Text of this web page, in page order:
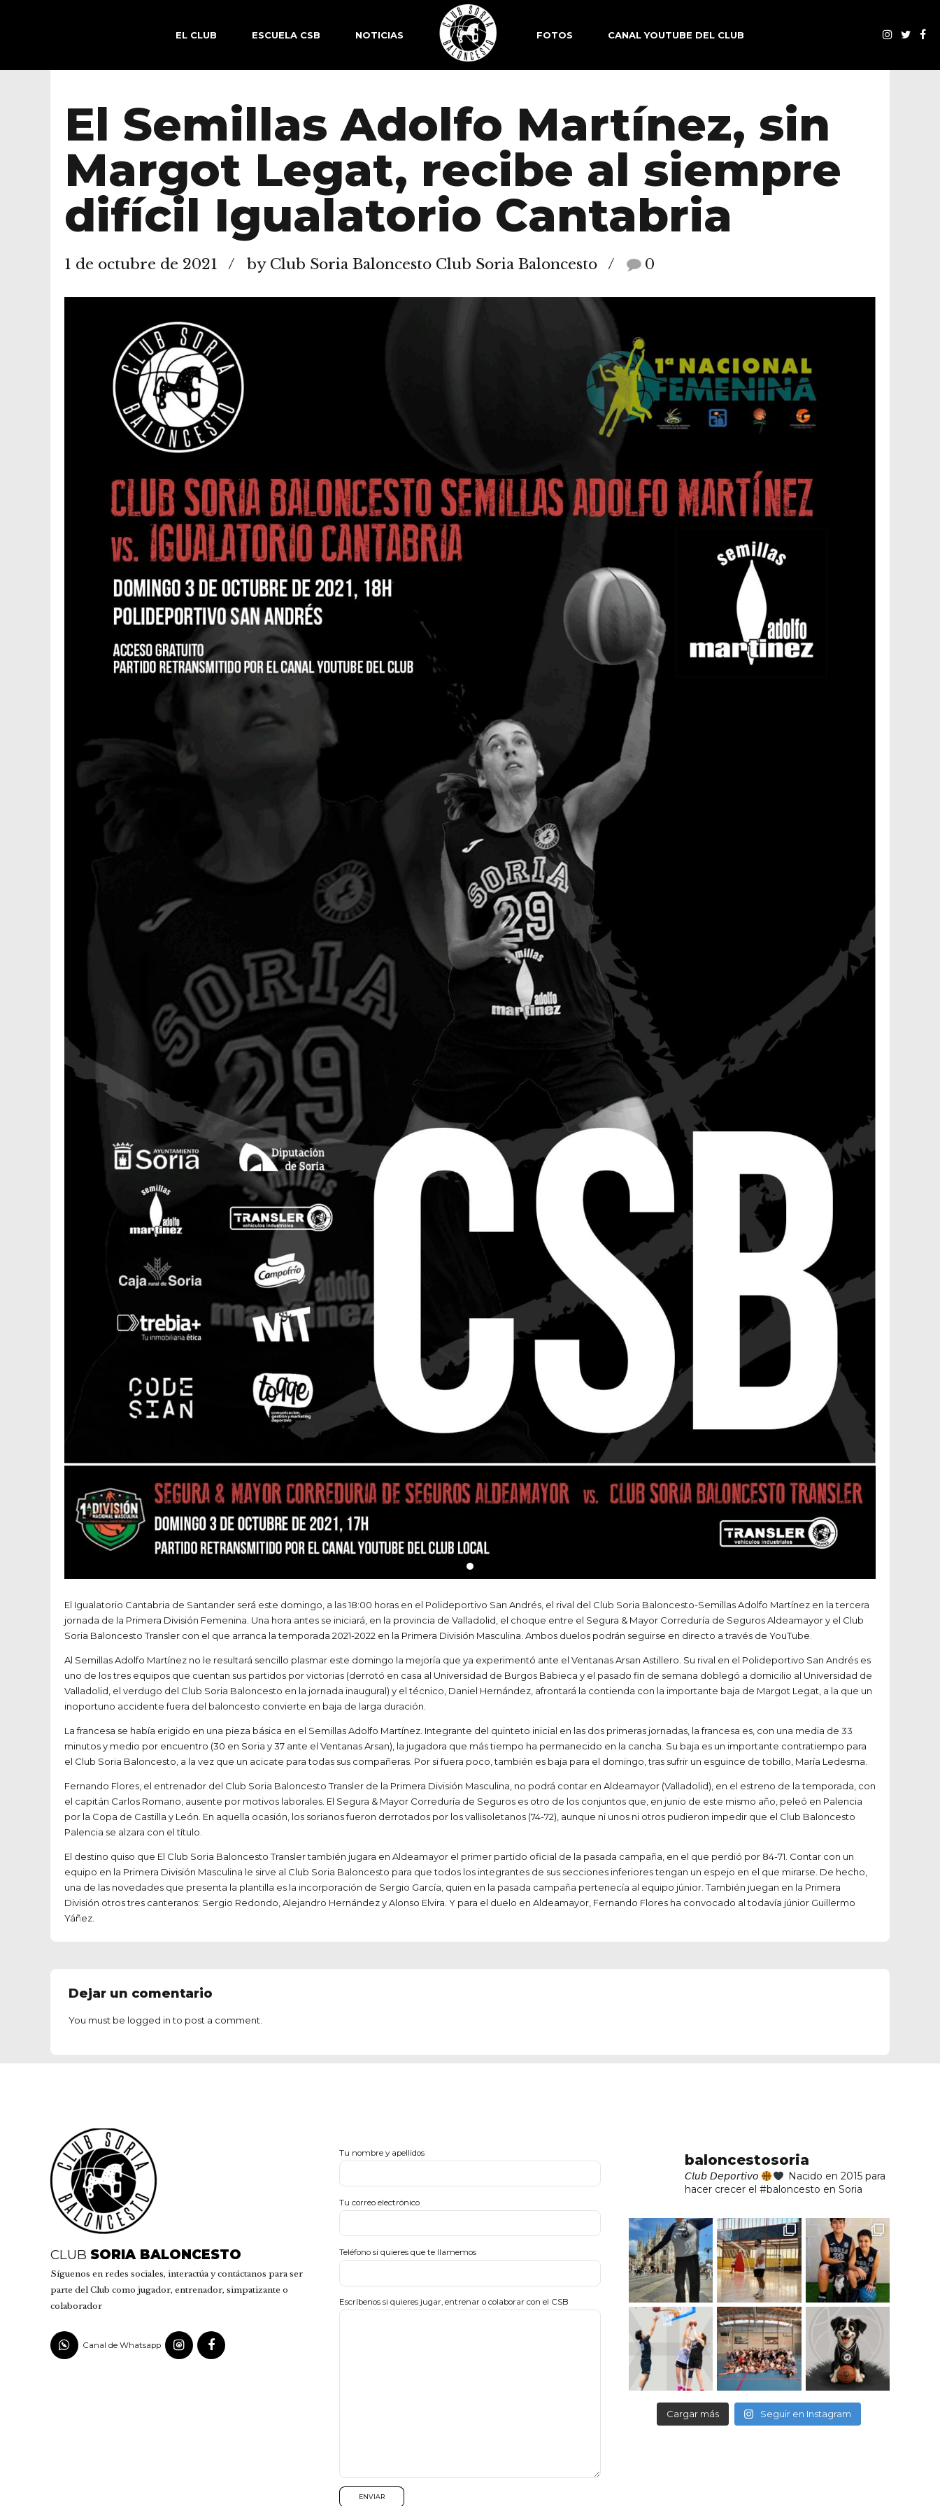
EL CLUB ESCUELA CSB NOTICIAS FOTOS CANAL YOUTUBE DEL CLUB
El Semillas Adolfo Martínez, sin
Margot Legat, recibe al siempre
difícil Igualatorio Cantabria
1 de octubre de 2021 by Club Soria Baloncesto Club Soria Baloncesto 0
El Igualatorio Cantabria de Santander será este domingo, a las 18:00 horas en el Polideportivo San Andrés, el rival del Club Soria Baloncesto-Semillas Adolfo Martínez en la tercera
jornada de la Primera División Femenina. Una hora antes se iniciará, en la provincia de Valladolid, el choque entre el Segura & Mayor Correduría de Seguros Aldeamayor y el Club
Soria Baloncesto Transler con el que arranca la temporada 2021-2022 en la Primera División Masculina. Ambos duelos podrán seguirse en directo a través de YouTube.
Al Semillas Adolfo Martínez no le resultará sencillo plasmar este domingo la mejoría que ya experimentó ante el Ventanas Arsan Astillero. Su rival en el Polideportivo San Andrés es
uno de los tres equipos que cuentan sus partidos por victorias (derrotó en casa al Universidad de Burgos Babieca y el pasado fin de semana doblegó a domicilio al Universidad de
Valladolid, el verdugo del Club Soria Baloncesto en la jornada inaugural) y el técnico, Daniel Hernández, afrontará la contienda con la importante baja de Margot Legat, a la que un
inoportuno accidente fuera del baloncesto convierte en baja de larga duración.
La francesa se había erigido en una pieza básica en el Semillas Adolfo Martínez. Integrante del quinteto inicial en las dos primeras jornadas, la francesa es, con una media de 33
minutos y medio por encuentro (30 en Soria y 37 ante el Ventanas Arsan), la jugadora que más tiempo ha permanecido en la cancha. Su baja es un importante contratiempo para
el Club Soria Baloncesto, a la vez que un acicate para todas sus compañeras. Por si fuera poco, también es baja para el domingo, tras sufrir un esguince de tobillo, María Ledesma.
Fernando Flores, el entrenador del Club Soria Baloncesto Transler de la Primera División Masculina, no podrá contar en Aldeamayor (Valladolid), en el estreno de la temporada, con
el capitán Carlos Romano, ausente por motivos laborales. El Segura & Mayor Correduría de Seguros es otro de los conjuntos que, en junio de este mismo año, peleó en Palencia
por la Copa de Castilla y León. En aquella ocasión, los sorianos fueron derrotados por los vallisoletanos (74-72), aunque ni unos ni otros pudieron impedir que el Club Baloncesto
Palencia se alzara con el título.
El destino quiso que El Club Soria Baloncesto Transler también jugara en Aldeamayor el primer partido oficial de la pasada campaña, en el que perdió por 84-71. Contar con un
equipo en la Primera División Masculina le sirve al Club Soria Baloncesto para que todos los integrantes de sus secciones inferiores tengan un espejo en el que mirarse. De hecho,
una de las novedades que presenta la plantilla es la incorporación de Sergio García, quien en la pasada campaña pertenecía al equipo júnior. También juegan en la Primera
División otros tres canteranos: Sergio Redondo, Alejandro Hernández y Alonso Elvira. Y para el duelo en Aldeamayor, Fernando Flores ha convocado al todavía júnior Guillermo
Yáñez.
Dejar un comentario
You must be logged into post a comment.
CLUB SORIA BALONCESTO
Síguenos en redes sociales, interactúa y contáctanos para ser
parte del Club como jugador, entrenador, simpatizante o
colaborador
Canal de Whatsapp
Tu nombre y apellidos
Tu correo electrónico
Teléfono si quieres que te llamemos
Escríbenos si quieres jugar, entrenar o colaborar con el CSB
baloncestosoria
𝘊𝘭𝘶𝘣 𝘋𝘦𝘱𝘰𝘳𝘵𝘪𝘷𝘰
Nacido en 2015 para
hacer crecer el #baloncesto en Soria
Cargar más Seguir en Instagram